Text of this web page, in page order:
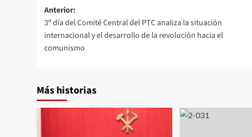
Navegación
de
entradas
Anterior:
3º día del Comité Central del PTC analiza la situación
internacional y el desarrollo de la revolución hacia el
comunismo
Más historias